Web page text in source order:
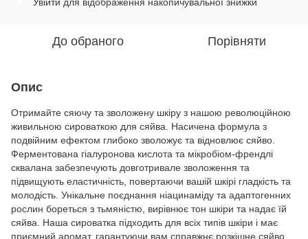
До обраного Порівняти
Опис
Отримайте сяючу та зволожену шкіру з нашою революційною
живильною сироваткою для сяйва. Насичена формула з
подвійним ефектом глибоко зволожує та відновлює сяйво.
Ферментована гіалуронова кислота та мікробіом-френдлі
сквалана забезпечують довготривале зволоження та
підвищують еластичність, повертаючи вашій шкірі гладкість та
молодість. Унікальне поєднання ніацинаміду та адаптогенних
рослин бореться з тьмяністю, вирівнює тон шкіри та надає їй
сяйва. Наша сироватка підходить для всіх типів шкіри і має
приємний аромат, гарантуючи вам справжнє розкішне сяйво.